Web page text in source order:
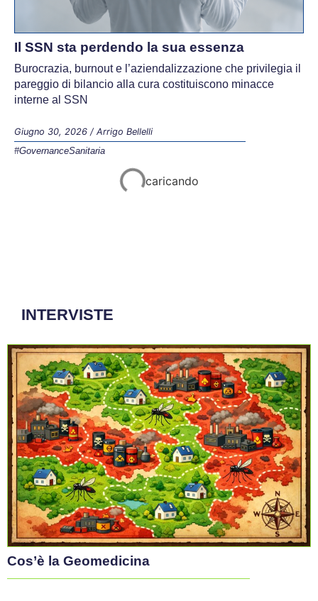
Il SSN sta perdendo la sua essenza
Burocrazia, burnout e l’aziendalizzazione che privilegia il
pareggio di bilancio alla cura costituiscono minacce
interne al SSN
Giugno 30, 2026 / Arrigo Bellelli
#GovernanceSanitaria
di migliaia di coppie che lo desiderano di diventare
Giugno 30, 2026 / Tommaso Vesentini
#GovernanceSanitaria
Governance
Salute respiratoria: istituito il tavolo tecnico
al Ministero della Salute
Un passaggio strategico per rafforzare prevenzione,
diagnosi precoce e presa in carico delle patologie
respiratorie croniche
Giugno 24, 2026 / Arrigo Bellelli